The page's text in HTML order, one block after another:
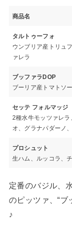
商品名
タルトゥーフォ
ウンブリア産トリュ
ァレラ
ブッファラDOP
ブーリア産トマトソ
セッテ フォルマッジ
2種水牛モッツァレ
オ、グラナパダーノ
プロシュット
生ハム、ルッコラ、
定番のバジル、
のピッツァ、“ブ
♪